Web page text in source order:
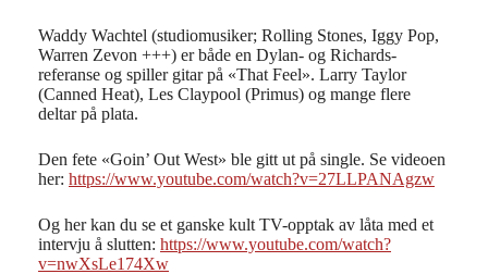
Waddy Wachtel (studiomusiker; Rolling Stones, Iggy Pop,
Warren Zevon +++) er både en Dylan- og Richards-
referanse og spiller gitar på «That Feel». Larry Taylor
(Canned Heat), Les Claypool (Primus) og mange flere
deltar på plata.
Den fete «Goin’ Out West» ble gitt ut på single. Se videoen
her: https://www.youtube.com/watch?v=27LLPANAgzw
Og her kan du se et ganske kult TV-opptak av låta med et
intervju å slutten: https://www.youtube.com/watch?
v=nwXsLe174Xw